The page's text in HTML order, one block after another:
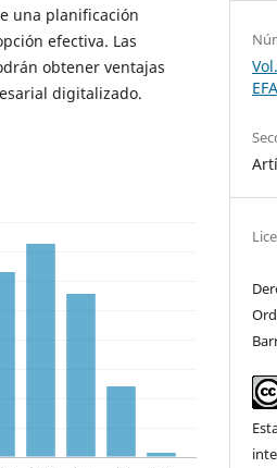
una planificación
efectiva. Las
obtener ventajas
digitalizado.